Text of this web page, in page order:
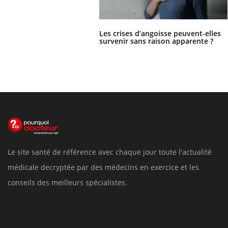
Les crises d’angoisse peuvent-elles
survenir sans raison apparente ?
Le site santé de référence avec chaque jour toute l'actualité
médicale decryptée par des médecins en exercice et les
conseils des meilleurs spécialistes.